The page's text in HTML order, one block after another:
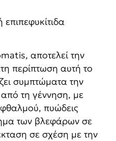
αποτελεί την
περίπτωση αυτή το
συμπτώματα την
τη γέννηση, με
πυώδεις
των βλεφάρων σε
σε σχέση με την